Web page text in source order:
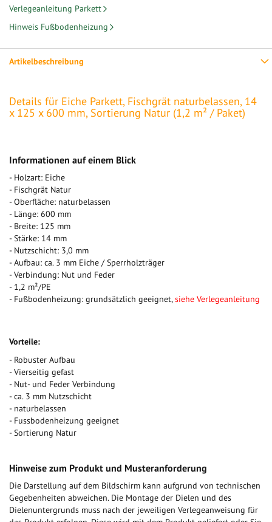
Artikelbeschreibung
Details für Eiche Parkett, Fischgrät naturbelassen, 14
x 125 x 600 mm, Sortierung Natur (1,2 m² / Paket)
Informationen auf einem Blick
- Holzart: Eiche
- Fischgrät Natur
- Oberfläche: naturbelassen
- Länge: 600 mm
- Breite: 125 mm
- Stärke: 14 mm
- Nutzschicht: 3,0 mm
- Aufbau: ca. 3 mm Eiche / Sperrholzträger
- Verbindung: Nut und Feder
- 1,2 m²/PE
- Fußbodenheizung: grundsätzlich geeignet,siehe Verlegeanleitung
Vorteile:
- Robuster Aufbau
- Vierseitig gefast
- Nut- und Feder Verbindung
- ca. 3 mm Nutzschicht
- naturbelassen
- Fussbodenheizung geeignet
- Sortierung Natur
Hinweise zum Produkt und Musteranforderung
Die Darstellung auf dem Bildschirm kann aufgrund von technischen
Gegebenheiten abweichen. Die Montage der Dielen und des
Dielenuntergrunds muss nach der jeweiligen Verlegeanweisung für
Verlegeanleitung Parkett
Hinweis Fußbodenheizung